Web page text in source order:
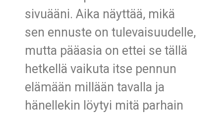
sivuääni. Aika näyttää, mikä
sen ennuste on tulevaisuudelle,
mutta pääasia on ettei se tällä
hetkellä vaikuta itse pennun
elämään millään tavalla ja
hänellekin löytyi mitä parhain